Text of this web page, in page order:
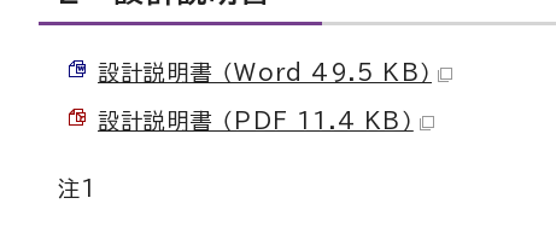
設計説明書 （Word 49.5 KB）
設計説明書 （PDF 11.4 KB）
注1